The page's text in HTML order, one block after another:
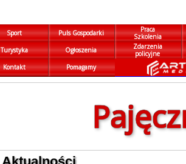
Sport Puls Gospodarki
Praca
Szkolenia
Turystyka Ogłoszenia
Zdarzenia
policyjne
Kontakt Pomagamy